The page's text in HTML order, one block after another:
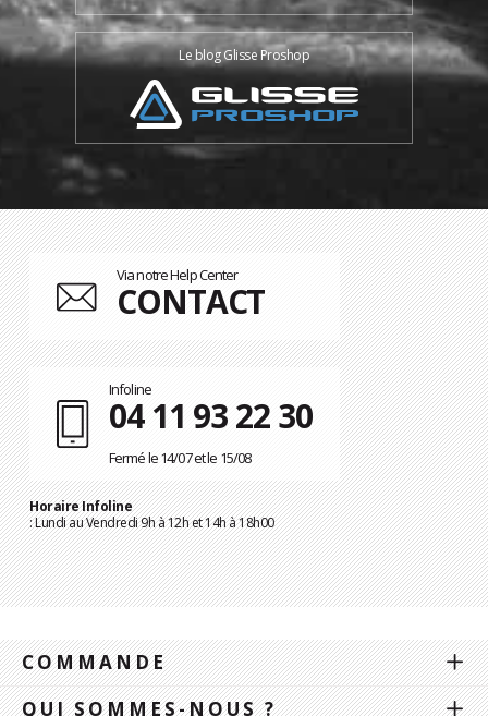
Le blog Glisse Proshop
Via notre Help Center
CONTACT
Infoline
04 11 93 22 30
Fermé le 14/07 et le 15/08
Horaire Infoline
: Lundi au Vendredi 9h à 12h et 14h à 18h00
COMMANDE
QUI SOMMES-NOUS ?